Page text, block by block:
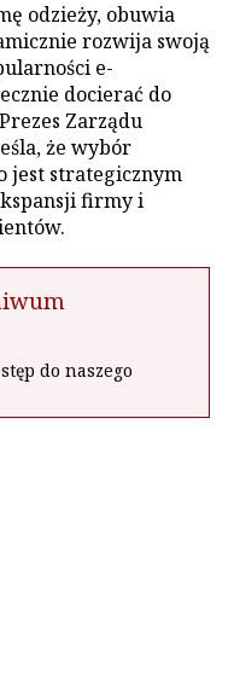
odzieży, obuwia
rozwija swoją
e-
docierać do
Zarządu
że wybór
jest strategicznym
firmy i
do naszego